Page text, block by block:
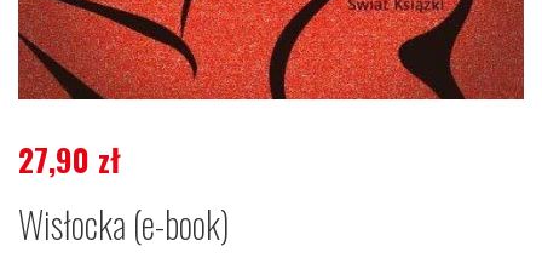
27,90 zł
Wisłocka (e-book)